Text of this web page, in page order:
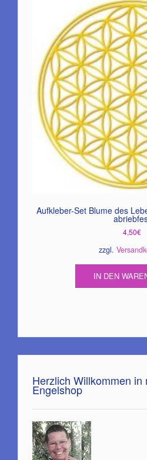
Aufkleber-Set Blume des
4,50€
zzgl.
IN DEN
Herzlich Willkommen in
Engelshop